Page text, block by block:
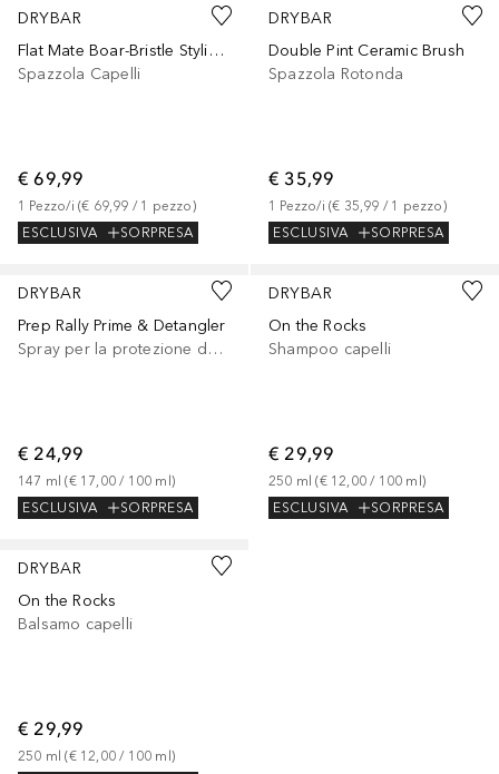
DRYBAR
Flat Mate Boar-Bristle Styling Brush
Spazzola Capelli
€ 69,99
1 Pezzo/i (€ 69,99 / 1 pezzo)
ESCLUSIVA
SORPRESA
DRYBAR
Double Pint Ceramic Brush
Spazzola Rotonda
€ 35,99
1 Pezzo/i (€ 35,99 / 1 pezzo)
ESCLUSIVA
SORPRESA
DRYBAR
Prep Rally Prime & Detangler
Spray per la protezione del calore
€ 24,99
147 ml (€ 17,00 / 100 ml)
ESCLUSIVA
SORPRESA
DRYBAR
On the Rocks
Shampoo capelli
€ 29,99
250 ml (€ 12,00 / 100 ml)
ESCLUSIVA
SORPRESA
DRYBAR
On the Rocks
Balsamo capelli
€ 29,99
250 ml (€ 12,00 / 100 ml)